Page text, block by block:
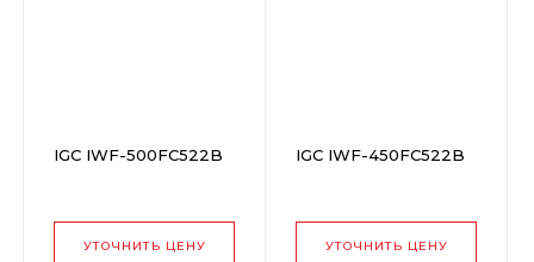
IGC IWF-500FC522B
УТОЧНИТЬ ЦЕНУ
IGC IWF-450FC522B
УТОЧНИТЬ ЦЕНУ